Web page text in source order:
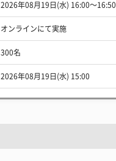
2026年08月19日(水) 16:00〜16:50
オンラインにて実施
300名
2026年08月19日(水) 15:00